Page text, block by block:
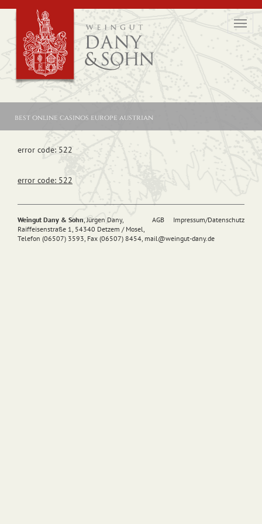
best online casinos europe austrian
error code: 522
error code: 522
AGB Impressum/Datenschutz
Weingut Dany & Sohn, Jürgen Dany,
Raiffeisenstraße 1, 54340 Detzem / Mosel,
Telefon (06507) 3593, Fax (06507) 8454, mail@weingut-dany.de